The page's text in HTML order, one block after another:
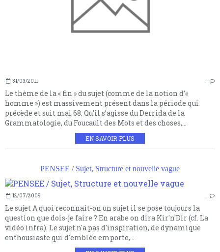
31/03/2011 …
Le thème de la « fin » du sujet (comme de la notion d’«
homme ») est massivement présent dans la période qui
précède et suit mai 68. Qu’il s’agisse du Derrida de la
Grammatologie, du Foucault des Mots et des choses,...
EN SAVOIR PLUS
PENSEE / Sujet, Structure et nouvelle vague
12/07/2009 …
Le sujet A quoi reconnaît-on un sujet il se pose toujours la
question que dois-je faire ? En arabe on dira Kir'n'Dir (cf. La
vidéo infra). Le sujet n'a pas d'inspiration, de dynamique
enthousiaste qui d'emblée emporte,...